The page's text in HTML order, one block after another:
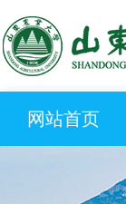
网站首页